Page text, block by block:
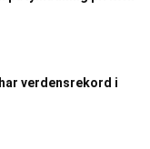
verdensrekord i